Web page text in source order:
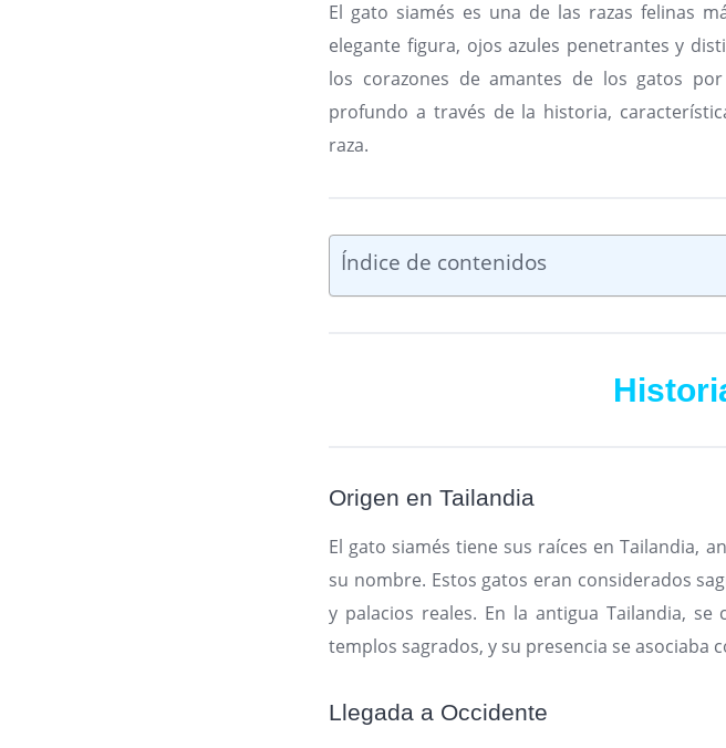
El gato siamés es una de las razas felinas
elegante figura, ojos azules penetrantes y
los corazones de amantes de los gatos
profundo a través de la historia,
raza.
Índice de contenidos
Origen en Tailandia
El gato siamés tiene sus raíces en Tailandia,
su nombre. Estos gatos eran considerados
y palacios reales. En la antigua Tailandia,
templos sagrados, y su presencia se asociaba
Llegada a Occidente